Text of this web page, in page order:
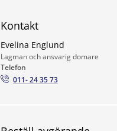
Kontakt
Evelina Englund
Lagman och ansvarig domare
Telefon
011- 24 35 73